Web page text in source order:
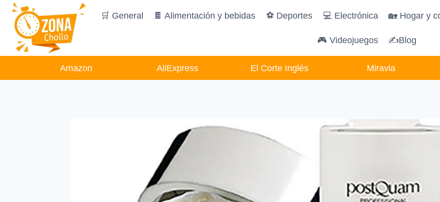
Saltar
contenido
🛒 General 🍫 Alimentación y bebidas ️⚽️ Deportes 💻 Electrónica 🏡 Hogar y
🎮 Videojuegos ✍Blog
Amazon AliExpress El Corte Inglés Miravia